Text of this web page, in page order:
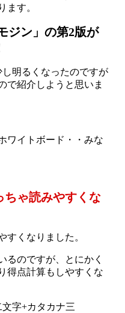
ます。
ジン」の第2版が
明るくなったのですが
で紹介しようと思いま
ワイトボード・・みな
ちゃ読みやすくな
すくなりました。
るのですが、とにかく
得点計算もしやすくな
字+カタカナ三